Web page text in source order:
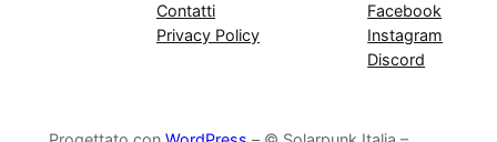
Contatti
Privacy Policy
Facebook
Instagram
Discord